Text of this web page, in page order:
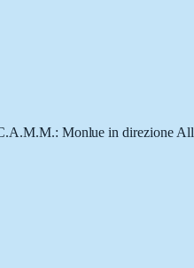
Monlue in direzione